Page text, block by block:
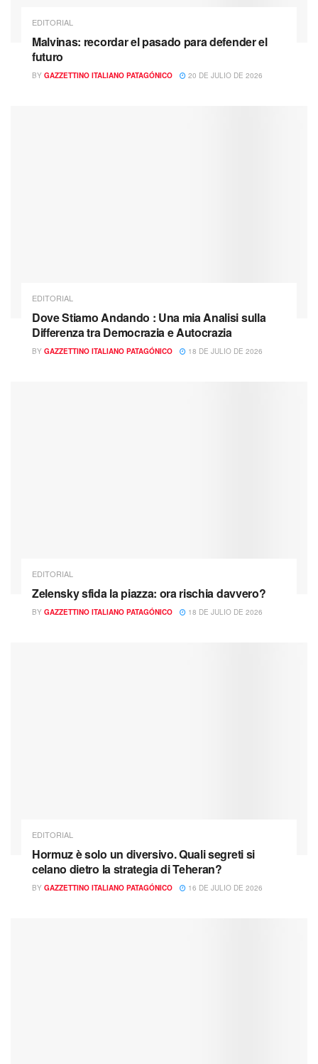
EDITORIAL
Malvinas: recordar el pasado para defender el
futuro
BY GAZZETTINO ITALIANO PATAGÓNICO 20 DE JULIO DE 2026
EDITORIAL
Dove Stiamo Andando : Una mia Analisi sulla
Differenza tra Democrazia e Autocrazia
BY GAZZETTINO ITALIANO PATAGÓNICO 18 DE JULIO DE 2026
EDITORIAL
Zelensky sfida la piazza: ora rischia davvero?
BY GAZZETTINO ITALIANO PATAGÓNICO 18 DE JULIO DE 2026
EDITORIAL
Hormuz è solo un diversivo. Quali segreti si
celano dietro la strategia di Teheran?
BY GAZZETTINO ITALIANO PATAGÓNICO 16 DE JULIO DE 2026